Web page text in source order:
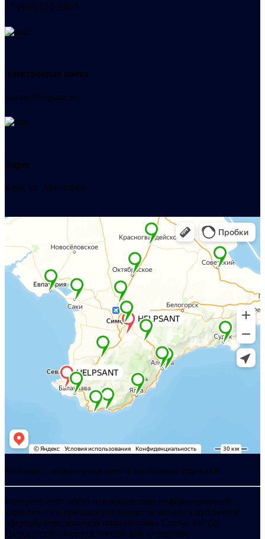
+7 (978) 515-999-7
Электронная почта
admin@helpsant.ru
Адрес
Кача, ул. Авиаторов
Хелпсант - инженерные сети и сантехника под ключ
Интернет-сайт носит исключительно информационный
характер и ни при каких условиях не является публичной
офертой, определяемой положениями Статьи 437 (2)
Гражданского кодекса Российской Федерации.